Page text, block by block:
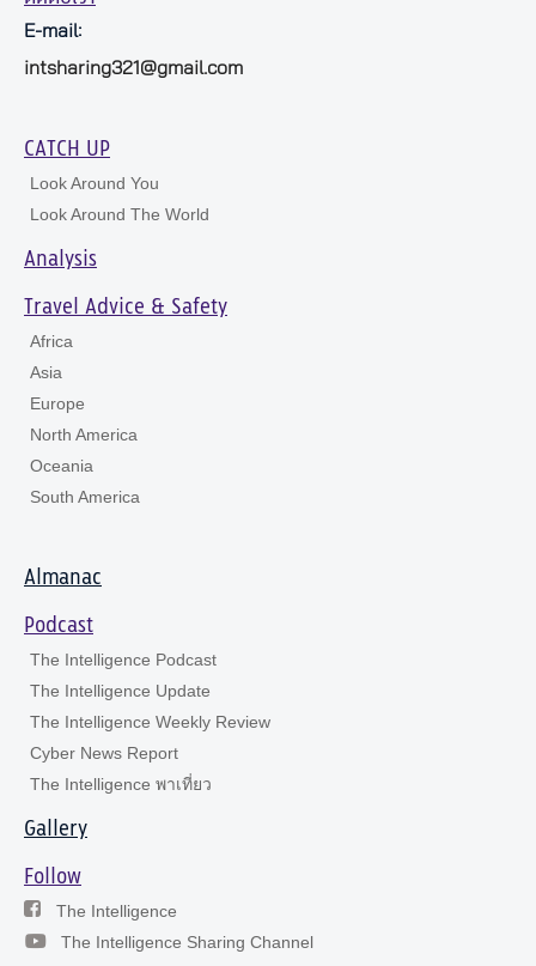
E-mail:
intsharing321@gmail.com
CATCH UP
Look Around You
Look Around The World
Analysis
Travel Advice & Safety
Africa
Asia
Europe
North America
Oceania
South America
Almanac
Podcast
The Intelligence Podcast
The Intelligence Update
The Intelligence Weekly Review
Cyber News Report
The Intelligence พาเที่ยว
Gallery
Follow
The Intelligence
The Intelligence Sharing Channel